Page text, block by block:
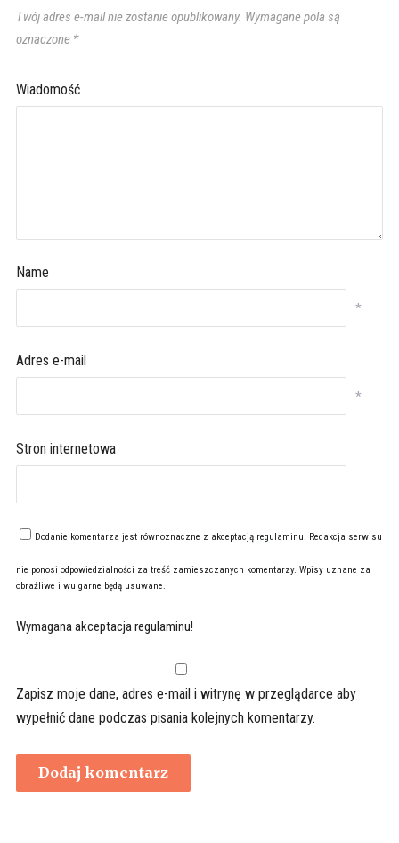
Twój adres e-mail nie zostanie opublikowany. Wymagane pola są
oznaczone *
Wiadomość
Name
*
Adres e-mail
*
Stron internetowa
Dodanie komentarza jest równoznaczne z akceptacją regulaminu. Redakcja serwisu
nie ponosi odpowiedzialności za treść zamieszczanych komentarzy. Wpisy uznane za
obraźliwe i wulgarne będą usuwane.
Wymagana akceptacja regulaminu!
Zapisz moje dane, adres e-mail i witrynę w przeglądarce aby
wypełnić dane podczas pisania kolejnych komentarzy.